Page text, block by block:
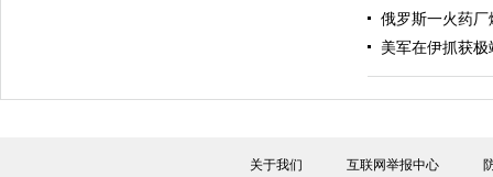
俄罗斯一火药
美军在伊抓获极
关于我们 互联网举报中心